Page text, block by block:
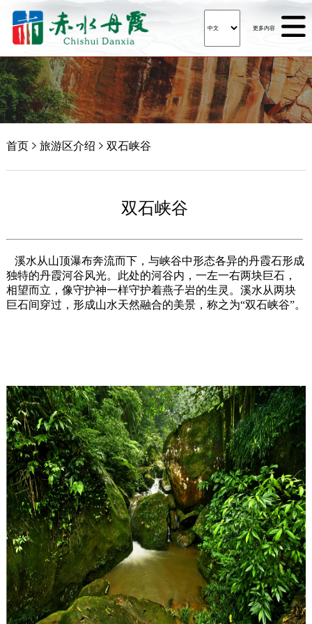

更多内容
首页 旅游区介绍  双石峡谷
双石峡谷
溪水从山顶瀑布奔流而下，与峡谷中形态各异的丹霞石形成
独特的丹霞河谷风光。此处的河谷内，一左一右两块巨石，
相望而立，像守护神一样守护着燕子岩的生灵。溪水从两块
巨石间穿过，形成山水天然融合的美景，称之为“双石峡谷”。